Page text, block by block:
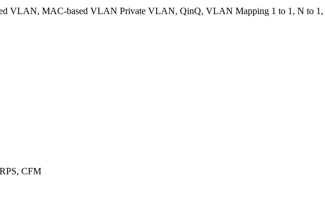
VLAN, MAC-based VLAN Private VLAN, QinQ, VLAN Mapping 1 to 1, N to
CFM